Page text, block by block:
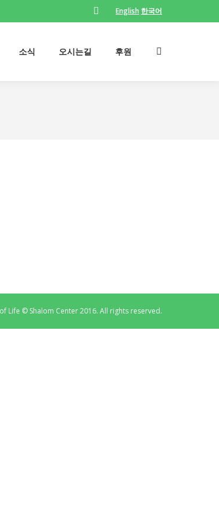
Facebook
opens
English 한국어
소식 오시는길 후원 Search:
Life © Shalom Center 2016. All rights reserved.
소식 오시는길 후원